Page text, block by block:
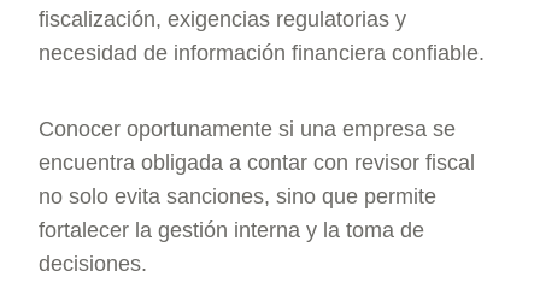
fiscalización, exigencias regulatorias y
necesidad de información financiera confiable.
Conocer oportunamente si una empresa se
encuentra obligada a contar con revisor fiscal
no solo evita sanciones, sino que permite
fortalecer la gestión interna y la toma de
decisiones.